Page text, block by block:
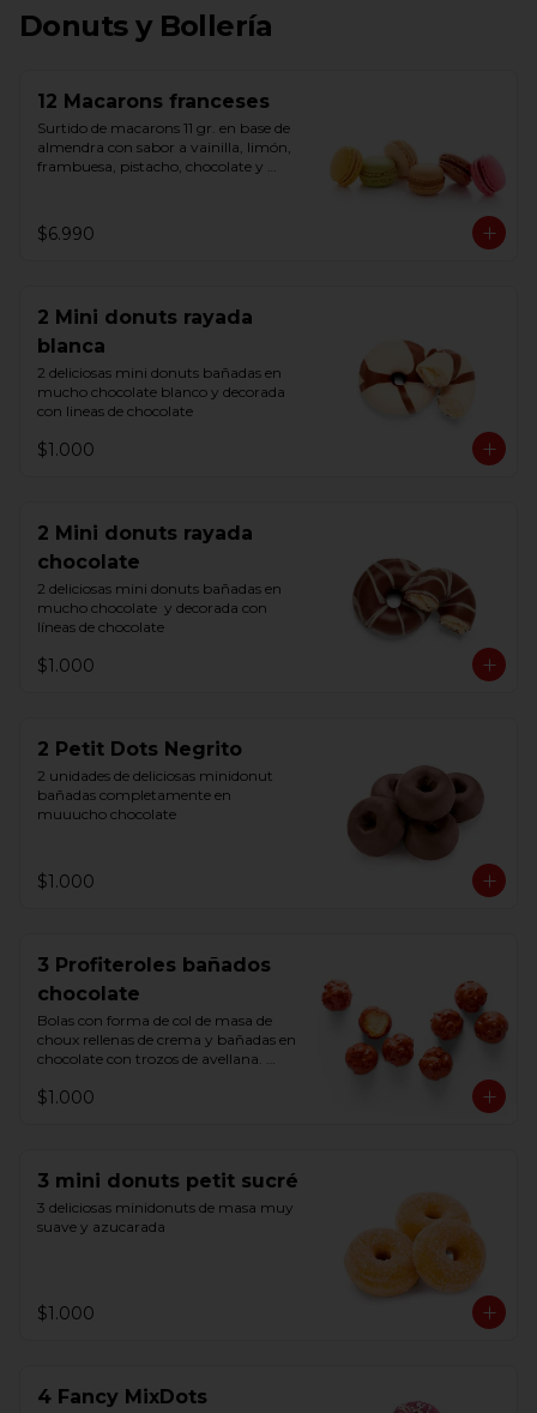
Donuts y Bollería
12 Macarons franceses
Surtido de macarons 11 gr. en base de
almendra con sabor a vainilla, limón,
frambuesa, pistacho, chocolate y
$6.990
2 Mini donuts rayada
blanca
2 deliciosas mini donuts bañadas en
mucho chocolate blanco y decorada
con lineas de chocolate
$1.000
2 Mini donuts rayada
chocolate
2 deliciosas mini donuts bañadas en
mucho chocolate  y decorada con
líneas de chocolate
$1.000
2 Petit Dots Negrito
2 unidades de deliciosas minidonut
bañadas completamente en
muuucho chocolate
$1.000
3 Profiteroles bañados
chocolate
Bolas con forma de col de masa de
choux rellenas de crema y bañadas en
chocolate con trozos de avellana.
$1.000
3 mini donuts petit sucré
3 deliciosas minidonuts de masa muy
suave y azucarada
$1.000
4 Fancy MixDots